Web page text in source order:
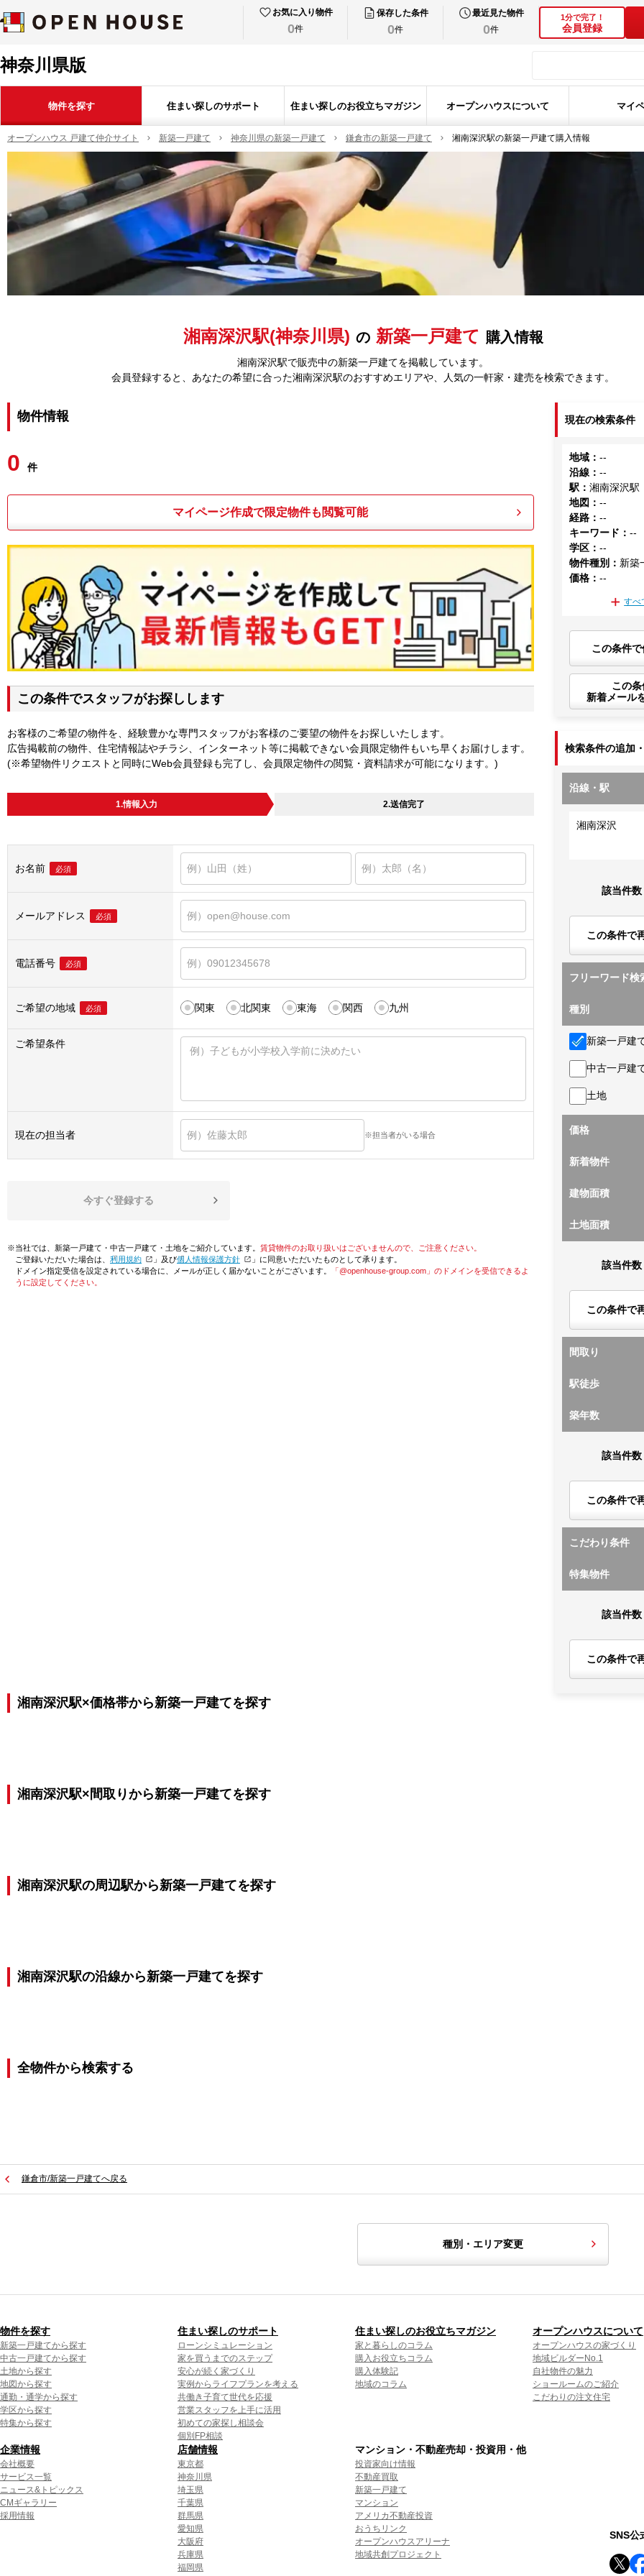
お気に入り物件
0件
保存した条件
0件
最近見た物件
0件
1分で完了！
会員登録
神奈川県版
物件を探す 住まい探しのサポート 住まい探しのお役立ちマガジン オープンハウスについて マイ
オープンハウス 戸建て仲介サイト 新築一戸建て 神奈川県の新築一戸建て 鎌倉市の新築一戸建て 湘南深沢駅の新築一戸建て購入情報
湘南深沢駅(神奈川県) の 新築一戸建て 購入情報
湘南深沢駅で販売中の新築一戸建てを掲載しています。
会員登録すると、あなたの希望に合った湘南深沢駅のおすすめエリアや、人気の一軒家・建売を検索できます。
物件情報
0 件
マイページ作成で限定物件も閲覧可能
この条件でスタッフがお探しします
お客様のご希望の物件を、経験豊かな専門スタッフがお客様のご要望の物件をお探しいたします。
広告掲載前の物件、住宅情報誌やチラシ、インターネット等に掲載できない会員限定物件もいち早くお届けします。
(※希望物件リクエストと同時にWeb会員登録も完了し、会員限定物件の閲覧・資料請求が可能になります。)
1.情報入力 2.送信完了
お名前 必須
メールアドレス 必須
電話番号 必須
ご希望の地域 必須 関東 北関東 東海 関西 九州
ご希望条件
現在の担当者 ※担当者がいる場合
今すぐ登録する
※当社では、新築一戸建て・中古一戸建て・土地をご紹介しています。 賃貸物件のお取り扱いはございませんので、ご注意ください。
ご登録いただいた場合は、「利用規約 」及び「個人情報保護方針
」に同意いただいたものとして承ります。
ドメイン指定受信を設定されている場合に、メールが正しく届かないことがございます。
「@openhouse-group.com」のドメインを受信できるよ
うに設定してください。
現在の検索条件
地域 ：--
沿線 ：--
駅 ：湘南深沢駅
地図 ：--
経路 ：--
キーワード ：--
学区 ：--
物件種別 ： 新築
価格 ：--
すべ
この条件
この
新着メール
検索条件の追加
沿線・駅
湘南深沢
該当件数
この条件で
フリーワード検
種別
新築一戸建
中古一戸建
土地
価格
新着物件
建物面積
土地面積
該当件数
この条件で
間取り
駅徒歩
築年数
該当件数
この条件で
こだわり条件
特集物件
該当件数
この条件で
湘南深沢駅×価格帯から新築一戸建てを探す
湘南深沢駅×間取りから新築一戸建てを探す
湘南深沢駅の周辺駅から新築一戸建てを探す
湘南深沢駅の沿線から新築一戸建てを探す
全物件から検索する
鎌倉市/新築一戸建てへ戻る
種別・エリア変更
物件を探す
新築一戸建てから探す
中古一戸建てから探す
土地から探す
地図から探す
通勤・通学から探す
学区から探す
特集から探す
住まい探しのサポート
ローンシミュレーション
家を買うまでのステップ
安心が続く家づくり
実例からライフプランを考える
共働き子育て世代を応援
営業スタッフを上手に活用
初めての家探し相談会
個別FP相談
住まい探しのお役立ちマガジン
家と暮らしのコラム
購入お役立ちコラム
購入体験記
地域のコラム
オープンハウスについて
オープンハウスの家づくり
地域ビルダーNo.1
自社物件の魅力
ショールームのご紹介
こだわりの注文住宅
企業情報
会社概要
サービス一覧
ニュース&トピックス
CMギャラリー
採用情報
店舗情報
東京都
神奈川県
埼玉県
千葉県
群馬県
愛知県
大阪府
兵庫県
福岡県
マンション・不動産売却・投資用・他
投資家向け情報
不動産買取
新築一戸建て
マンション
アメリカ不動産投資
おうちリンク
オープンハウスアリーナ
地域共創プロジェクト
SNS公